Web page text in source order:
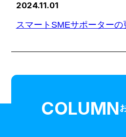
2024.11.01
スマートSMEサポーターの
COLUMN